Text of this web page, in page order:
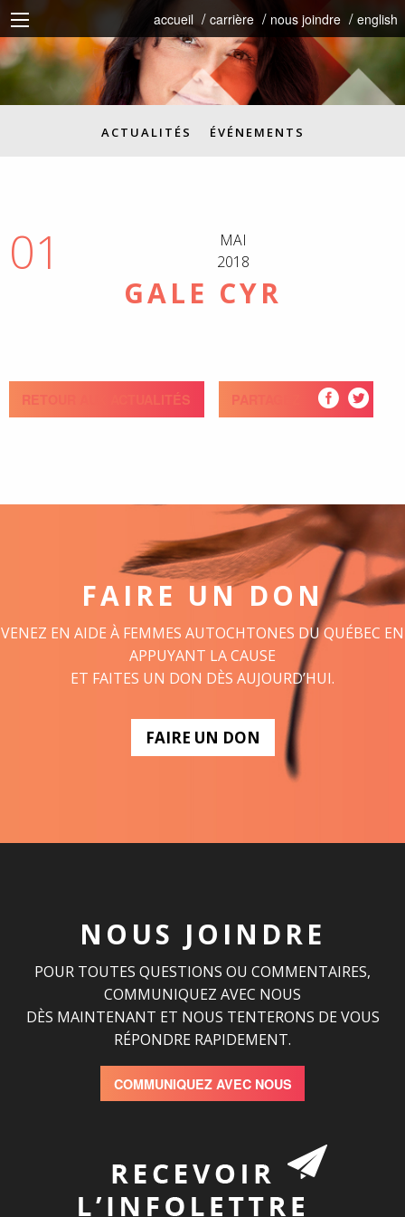
accueil carrière nous joindre english
ACTUALITÉS ÉVÉNEMENTS
01
MAI
2018
GALE CYR
RETOUR AUX ACTUALITÉS PARTAGEZ
FAIRE UN DON
VENEZ EN AIDE À FEMMES AUTOCHTONES DU QUÉBEC EN
APPUYANT LA CAUSE
ET FAITES UN DON DÈS AUJOURD’HUI.
FAIRE UN DON
NOUS JOINDRE
POUR TOUTES QUESTIONS OU COMMENTAIRES,
COMMUNIQUEZ AVEC NOUS
DÈS MAINTENANT ET NOUS TENTERONS DE VOUS
RÉPONDRE RAPIDEMENT.
COMMUNIQUEZ AVEC NOUS